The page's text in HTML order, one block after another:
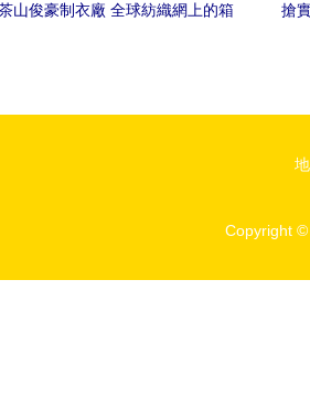
山俊豪制衣廠 全球紡織網上的箱
搶
Copyright